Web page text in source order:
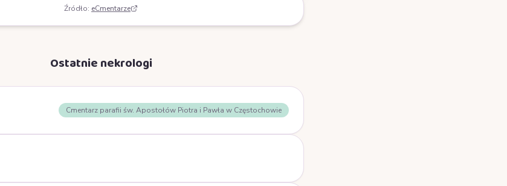
Źródło: eCmentarze
Ostatnie nekrologi
Cmentarz parafii św. Apostołów Piotra i Pawła w Częstochowie